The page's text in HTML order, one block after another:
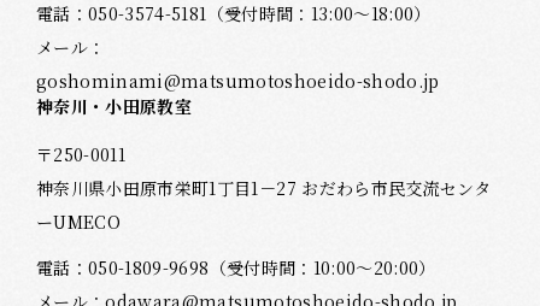
電話：050-3574-5181 （受付時間：13:00～18:00）
メール：
goshominami@matsumotoshoeido-shodo.jp
神奈川・小田原教室
〒250-0011
神奈川県小田原市栄町1丁目1－27 おだわら市民交流センタ
ーUMECO
電話：050-1809-9698 （受付時間：10:00～20:00）